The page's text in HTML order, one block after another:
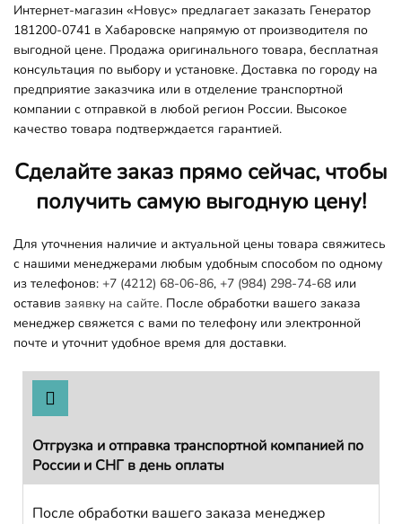
Интернет-магазин «Новус» предлагает заказать Генератор
181200-0741 в Хабаровске напрямую от производителя по
выгодной цене. Продажа оригинального товара, бесплатная
консультация по выбору и установке. Доставка по городу на
предприятие заказчика или в отделение транспортной
компании с отправкой в любой регион России. Высокое
качество товара подтверждается гарантией.
Сделайте заказ прямо сейчас, чтобы
получить самую выгодную цену!
Для уточнения наличие и актуальной цены товара свяжитесь
с нашими менеджерами любым удобным способом по одному
из телефонов: +7 (4212) 68-06-86, +7 (984) 298-74-68 или
оставив заявку на сайте. После обработки вашего заказа
менеджер свяжется с вами по телефону или электронной
почте и уточнит удобное время для доставки.
Отгрузка и отправка транспортной компанией по
России и СНГ в день оплаты
После обработки вашего заказа менеджер